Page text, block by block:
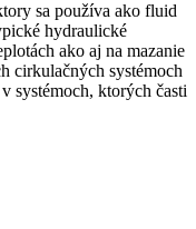
sa používa ako fluid
hydraulické
ako aj na mazanie
cirkulačných systémoch
systémoch, ktorých časti